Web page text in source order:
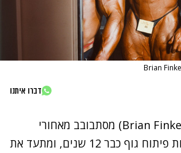
דברו איתנו
הצלם בריאן פינק (Brian Finke) מסתבובב מאחורי
הקלעים של תחרויות פיתוח גוף כבר 12 שנים, ומתעד את